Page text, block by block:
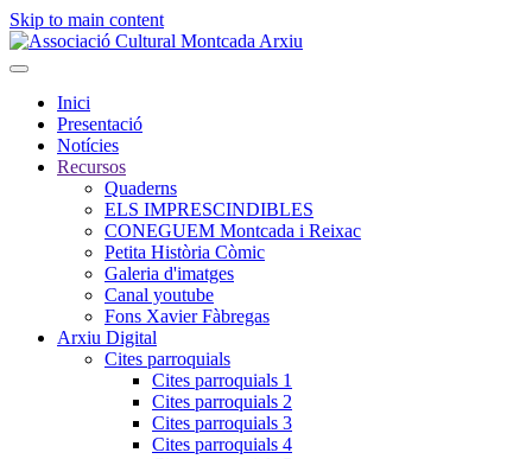
Skip to main content
Inici
Presentació
Notícies
Recursos
Quaderns
ELS IMPRESCINDIBLES
CONEGUEM Montcada i Reixac
Petita Història Còmic
Galeria d'imatges
Canal youtube
Fons Xavier Fàbregas
Arxiu Digital
Cites parroquials
Cites parroquials 1
Cites parroquials 2
Cites parroquials 3
Cites parroquials 4